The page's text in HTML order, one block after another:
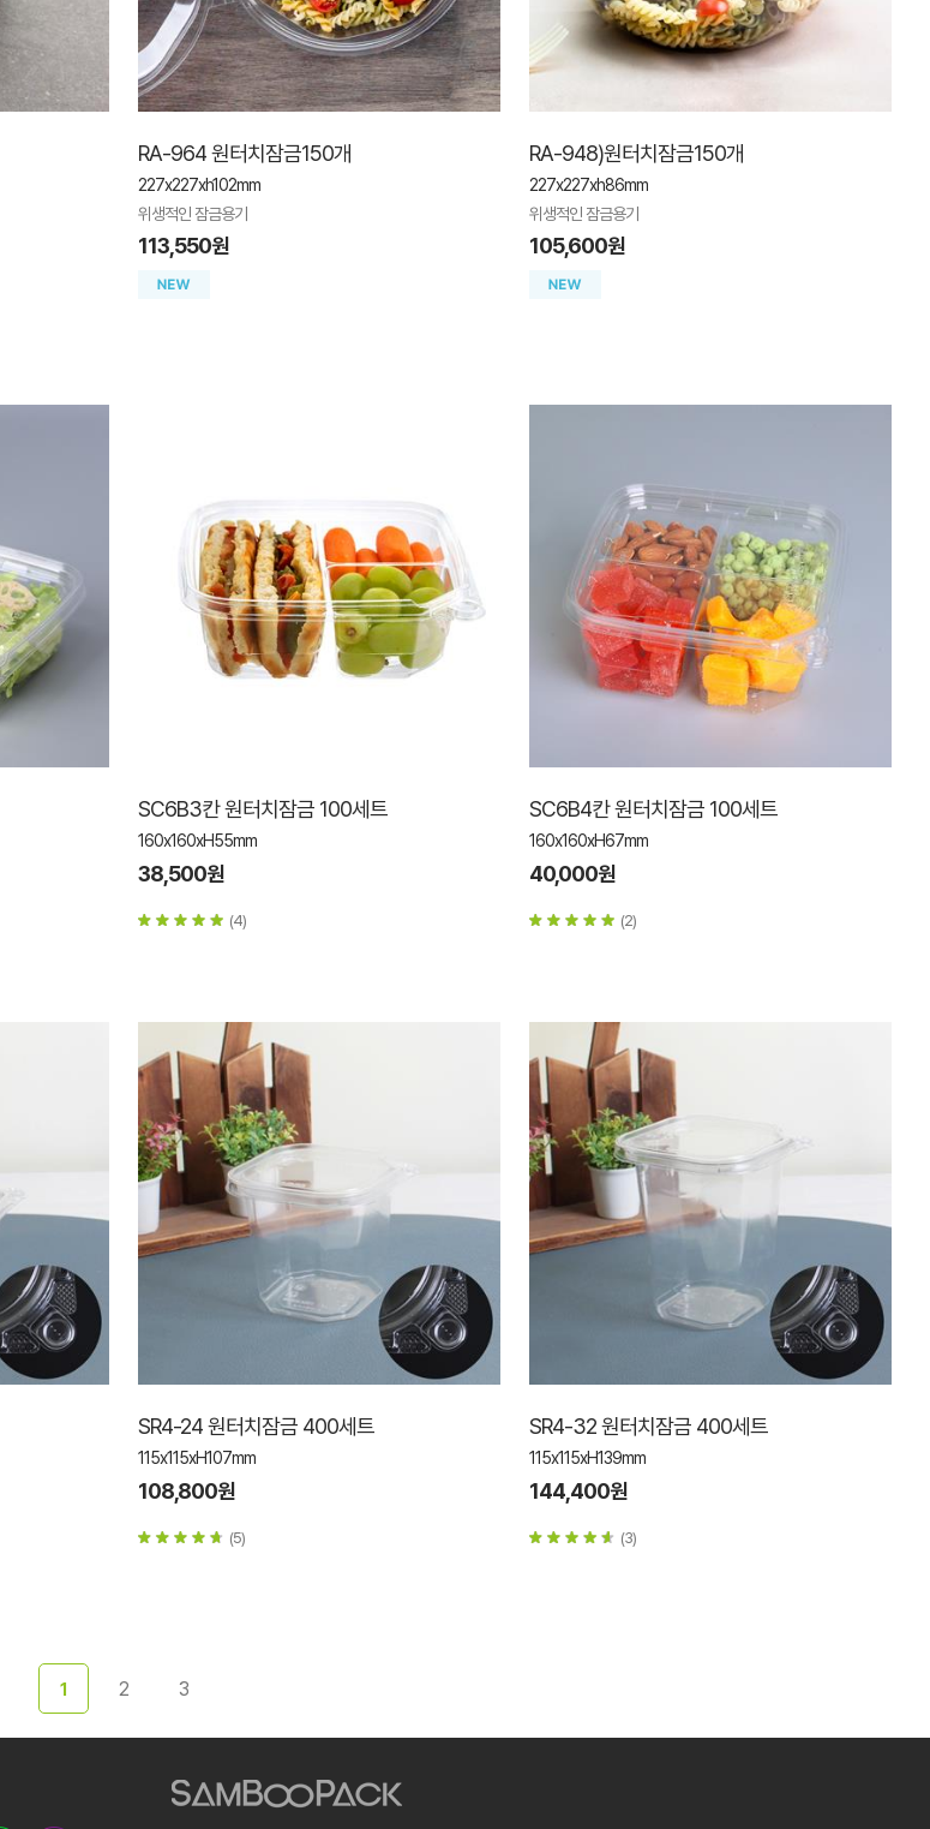
RA-964 원터치잠금150개
227x227xh102mm
위생적인 잠금용기
113,550원
RA-948)원터치잠금150개
227x227xh86mm
위생적인 잠금용기
105,600원
SC6B3칸 원터치잠금 100세트
160x160xH55mm
38,500원
(4)
SC6B4칸 원터치잠금 100세트
160x160xH67mm
40,000원
(2)
SR4-24 원터치잠금 400세트
115x115xH107mm
108,800원
(5)
SR4-32 원터치잠금 400세트
115x115xH139mm
144,400원
(3)
1 2 3